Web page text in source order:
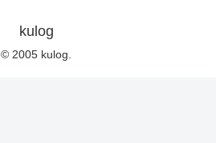
kulog
© 2005 kulog.